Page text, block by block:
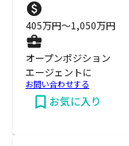
405万円〜1,050万円
オープンポジション
エージェントに
お問い合わせする
お気に入り